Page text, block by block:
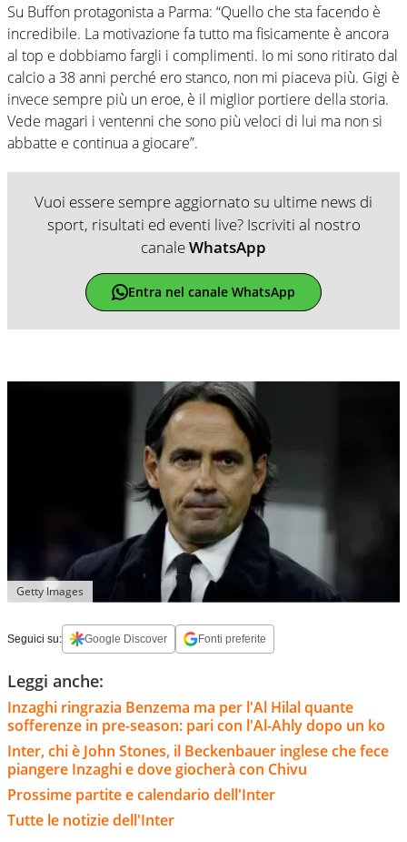
Su Buffon protagonista a Parma: “Quello che sta facendo è
incredibile. La motivazione fa tutto ma fisicamente è ancora
al top e dobbiamo fargli i complimenti. Io mi sono ritirato dal
calcio a 38 anni perché ero stanco, non mi piaceva più. Gigi è
invece sempre più un eroe, è il miglior portiere della storia.
Vede magari i ventenni che sono più veloci di lui ma non si
abbatte e continua a giocare”.
Vuoi essere sempre aggiornato su ultime news di
sport, risultati ed eventi live? Iscriviti al nostro
canaleWhatsApp
Entra nel canale WhatsApp
Getty Images
Seguici su: Google Discover Fonti preferite
Leggi anche:
Inzaghi ringrazia Benzema ma per l'Al Hilal quante
sofferenze in pre-season: pari con l'Al-Ahly dopo un ko
Inter, chi è John Stones, il Beckenbauer inglese che fece
piangere Inzaghi e dove giocherà con Chivu
Prossime partite e calendario dell'Inter
Tutte le notizie dell'Inter